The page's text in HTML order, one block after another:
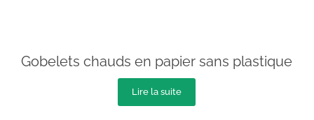
Gobelets chauds en papier sans plastique
Lire la suite